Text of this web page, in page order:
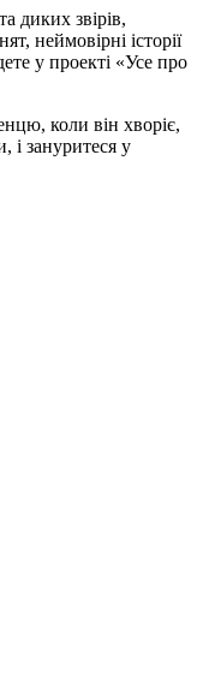
диких звірів,
неймовірні історії
у проекті «Усе про
коли він хворіє,
і зануритеся у